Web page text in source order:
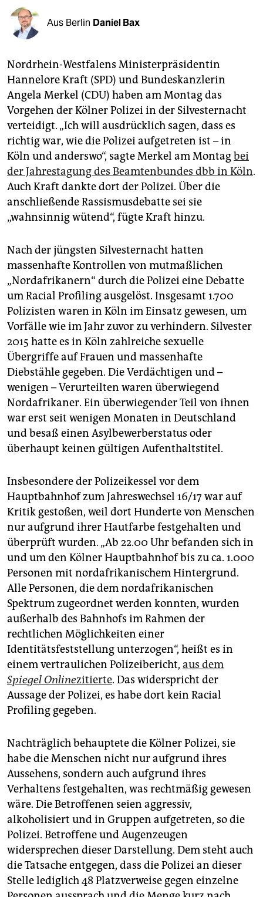
fragen & hilfe
abo
genossenschaft
epaper login
Aus Berlin Daniel Bax
Nordrhein-Westfalens Ministerpräsidentin
Hannelore Kraft (SPD) und Bundeskanzlerin
Angela Merkel (CDU) haben am Montag das
Vorgehen der Kölner Polizei in der Silvesternacht
verteidigt. „Ich will ausdrücklich sagen, dass es
richtig war, wie die Polizei aufgetreten ist – in
Köln und anderswo“, sagte Merkel am Montagbei
der Jahrestagung des Beamtenbundes dbb in Köln.
Auch Kraft dankte dort der Polizei. Über die
anschließende Rassismusdebatte sei sie
„wahnsinnig wütend“, fügte Kraft hinzu.
Nach der jüngsten Silvesternacht hatten
massenhafte Kontrollen von mutmaßlichen
„Nordafrikanern“ durch die Polizei eine Debatte
um Racial Profiling ausgelöst. Insgesamt 1.700
Polizisten waren in Köln im Einsatz gewesen, um
Vorfälle wie im Jahr zuvor zu verhindern. Silvester
2015 hatte es in Köln zahlreiche sexuelle
Übergriffe auf Frauen und massenhafte
Diebstähle gegeben. Die Verdächtigen und –
wenigen – Verurteilten waren überwiegend
Nordafrikaner. Ein überwiegender Teil von ihnen
war erst seit wenigen Monaten in Deutschland
und besaß einen Asylbewerberstatus oder
überhaupt keinen gültigen Aufenthaltstitel.
Insbesondere der Polizeikessel vor dem
Hauptbahnhof zum Jahreswechsel 16/17 war auf
Kritik gestoßen, weil dort Hunderte von Menschen
nur aufgrund ihrer Hautfarbe festgehalten und
überprüft wurden. „Ab 22.00 Uhr befanden sich in
und um den Kölner Hauptbahnhof bis zu ca. 1.000
Personen mit nordafrikanischem Hintergrund.
Alle Personen, die dem nordafrikanischen
Spektrum zugeordnet werden konnten, wurden
außerhalb des Bahnhofs im Rahmen der
rechtlichen Möglichkeiten einer
Identitätsfeststellung unterzogen“, heißt es in
einem vertraulichen Polizeibericht, aus dem
Spiegel Onlinezitierte. Das widerspricht der
Aussage der Polizei, es habe dort kein Racial
Profiling gegeben.
Nachträglich behauptete die Kölner Polizei, sie
habe die Menschen nicht nur aufgrund ihres
Aussehens, sondern auch aufgrund ihres
Verhaltens festgehalten, was rechtmäßig gewesen
wäre. Die Betroffenen seien aggressiv,
alkoholisiert und in Gruppen aufgetreten, so die
Polizei. Betroffene und Augenzeugen
widersprechen dieser Darstellung. Dem steht auch
die Tatsache entgegen, dass die Polizei an dieser
Stelle lediglich 48 Platzverweise gegen einzelne